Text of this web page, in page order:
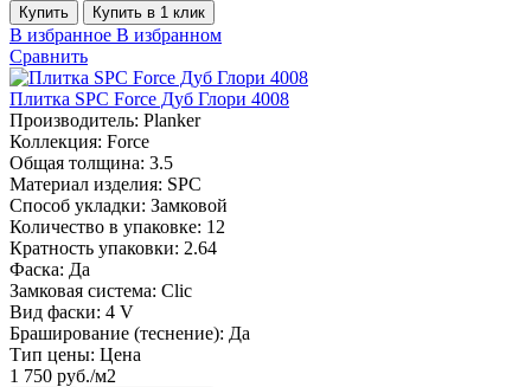
Купить Купить в 1 клик
В избранное В избранном
Сравнить
Плитка SPC Force Дуб Глори 4008
Производитель: Planker
Коллекция: Force
Общая толщина: 3.5
Материал изделия: SPC
Способ укладки: Замковой
Количество в упаковке: 12
Кратность упаковки: 2.64
Фаска: Да
Замковая система: Сlic
Вид фаски: 4 V
Браширование (теснение): Да
Тип цены: Цена
1 750 руб./м2